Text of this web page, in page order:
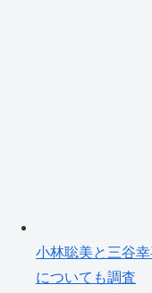
小林聡美と三谷
についても調査